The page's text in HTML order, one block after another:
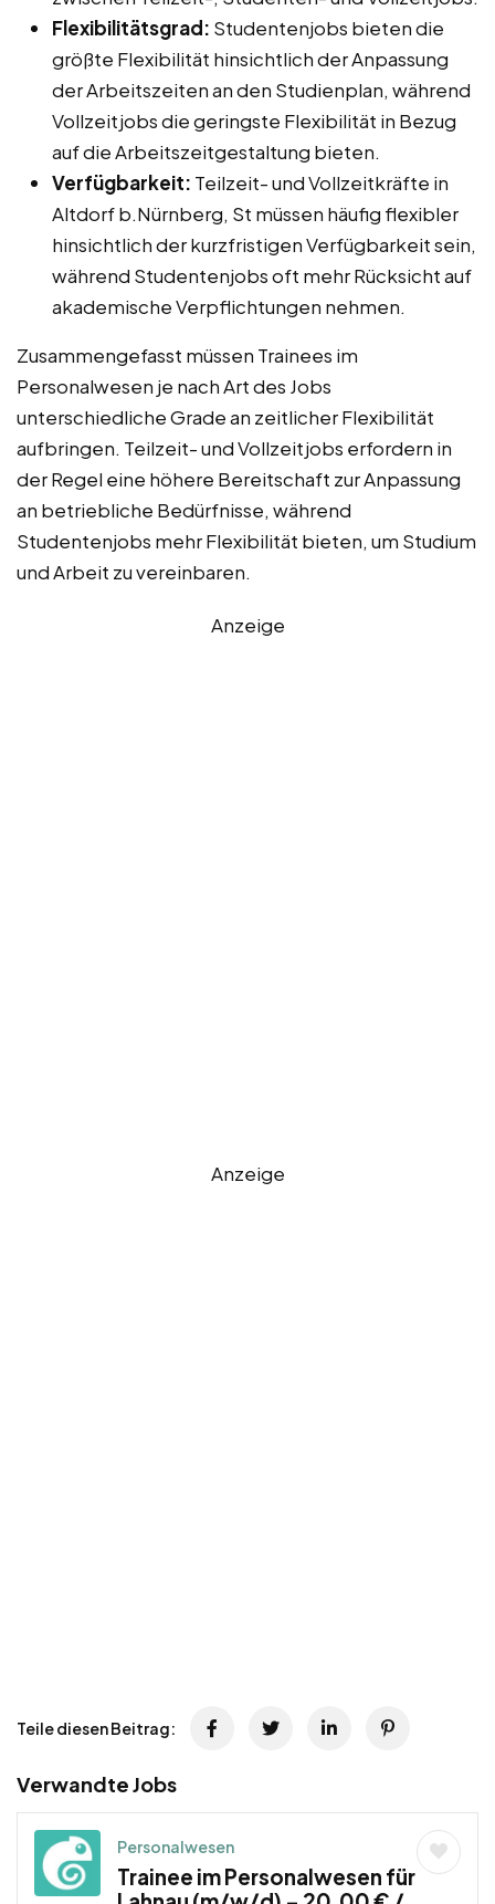
Flexibilitätsgrad: Studentenjobs bieten die
größte Flexibilität hinsichtlich der Anpassung
der Arbeitszeiten an den Studienplan, während
Vollzeitjobs die geringste Flexibilität in Bezug
auf die Arbeitszeitgestaltung bieten.
Verfügbarkeit: Teilzeit- und Vollzeitkräfte in
Altdorf b.Nürnberg, St müssen häufig flexibler
hinsichtlich der kurzfristigen Verfügbarkeit sein,
während Studentenjobs oft mehr Rücksicht auf
akademische Verpflichtungen nehmen.
Zusammengefasst müssen Trainees im
Personalwesen je nach Art des Jobs
unterschiedliche Grade an zeitlicher Flexibilität
aufbringen. Teilzeit- und Vollzeitjobs erfordern in
der Regel eine höhere Bereitschaft zur Anpassung
an betriebliche Bedürfnisse, während
Studentenjobs mehr Flexibilität bieten, um Studium
und Arbeit zu vereinbaren.
Anzeige
Anzeige
Teile diesen Beitrag:
Verwandte Jobs
Personalwesen
Trainee im Personalwesen für